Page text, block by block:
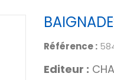
Référence :
Editeur :